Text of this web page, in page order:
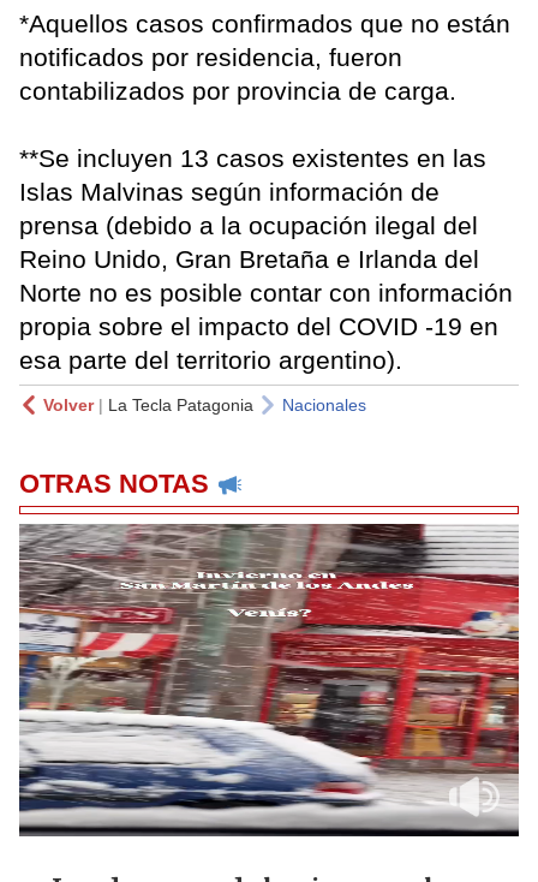
*Aquellos casos confirmados que no están
notificados por residencia, fueron
contabilizados por provincia de carga.
**Se incluyen 13 casos existentes en las
Islas Malvinas según información de
prensa (debido a la ocupación ilegal del
Reino Unido, Gran Bretaña e Irlanda del
Norte no es posible contar con información
propia sobre el impacto del COVID -19 en
esa parte del territorio argentino).
Volver| La Tecla Patagonia Nacionales
OTRAS NOTAS